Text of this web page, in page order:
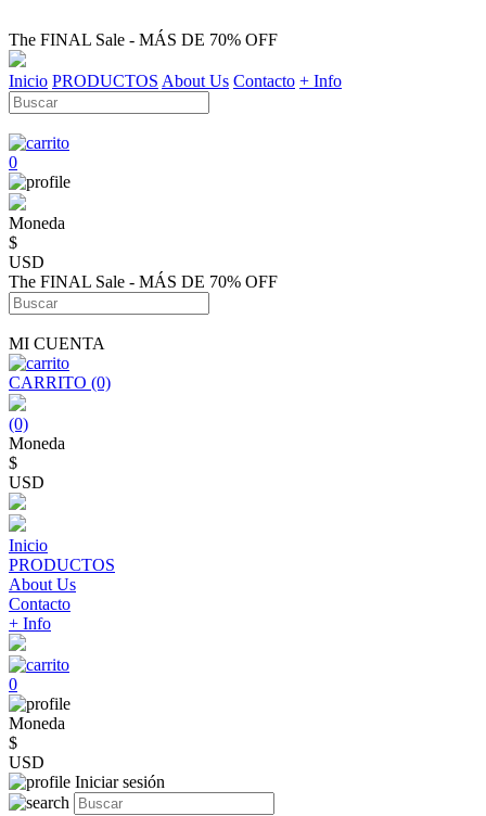
The FINAL Sale - MÁS DE 70% OFF
Inicio PRODUCTOS About Us Contacto + Info
0
Moneda
$
USD
The FINAL Sale - MÁS DE 70% OFF
MI CUENTA
CARRITO (0)
(0)
Moneda
$
USD
Inicio
PRODUCTOS
About Us
Contacto
+ Info
0
Moneda
$
USD
Iniciar sesión